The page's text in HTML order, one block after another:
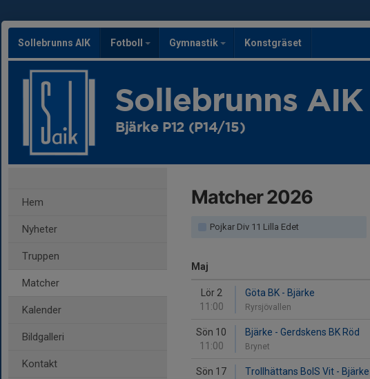
Sollebrunns AIK Fotboll Gymnastik Konstgräset
Sollebrunns AIK
Bjärke P12 (P14/15)
Hem
Nyheter
Truppen
Matcher
Kalender
Bildgalleri
Kontakt
Matcher 2026
Pojkar Div 11 Lilla Edet
Maj
Lör 2
11:00
Göta BK - Bjärke
Ryrsjövallen
Sön 10
11:00
Bjärke - Gerdskens BK Röd
Brynet
Sön 17
Trollhättans BoIS Vit - Bjärke